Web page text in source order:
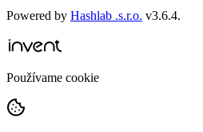
Powered by Hashlab .s.r.o. v3.6.4.
Používame cookie